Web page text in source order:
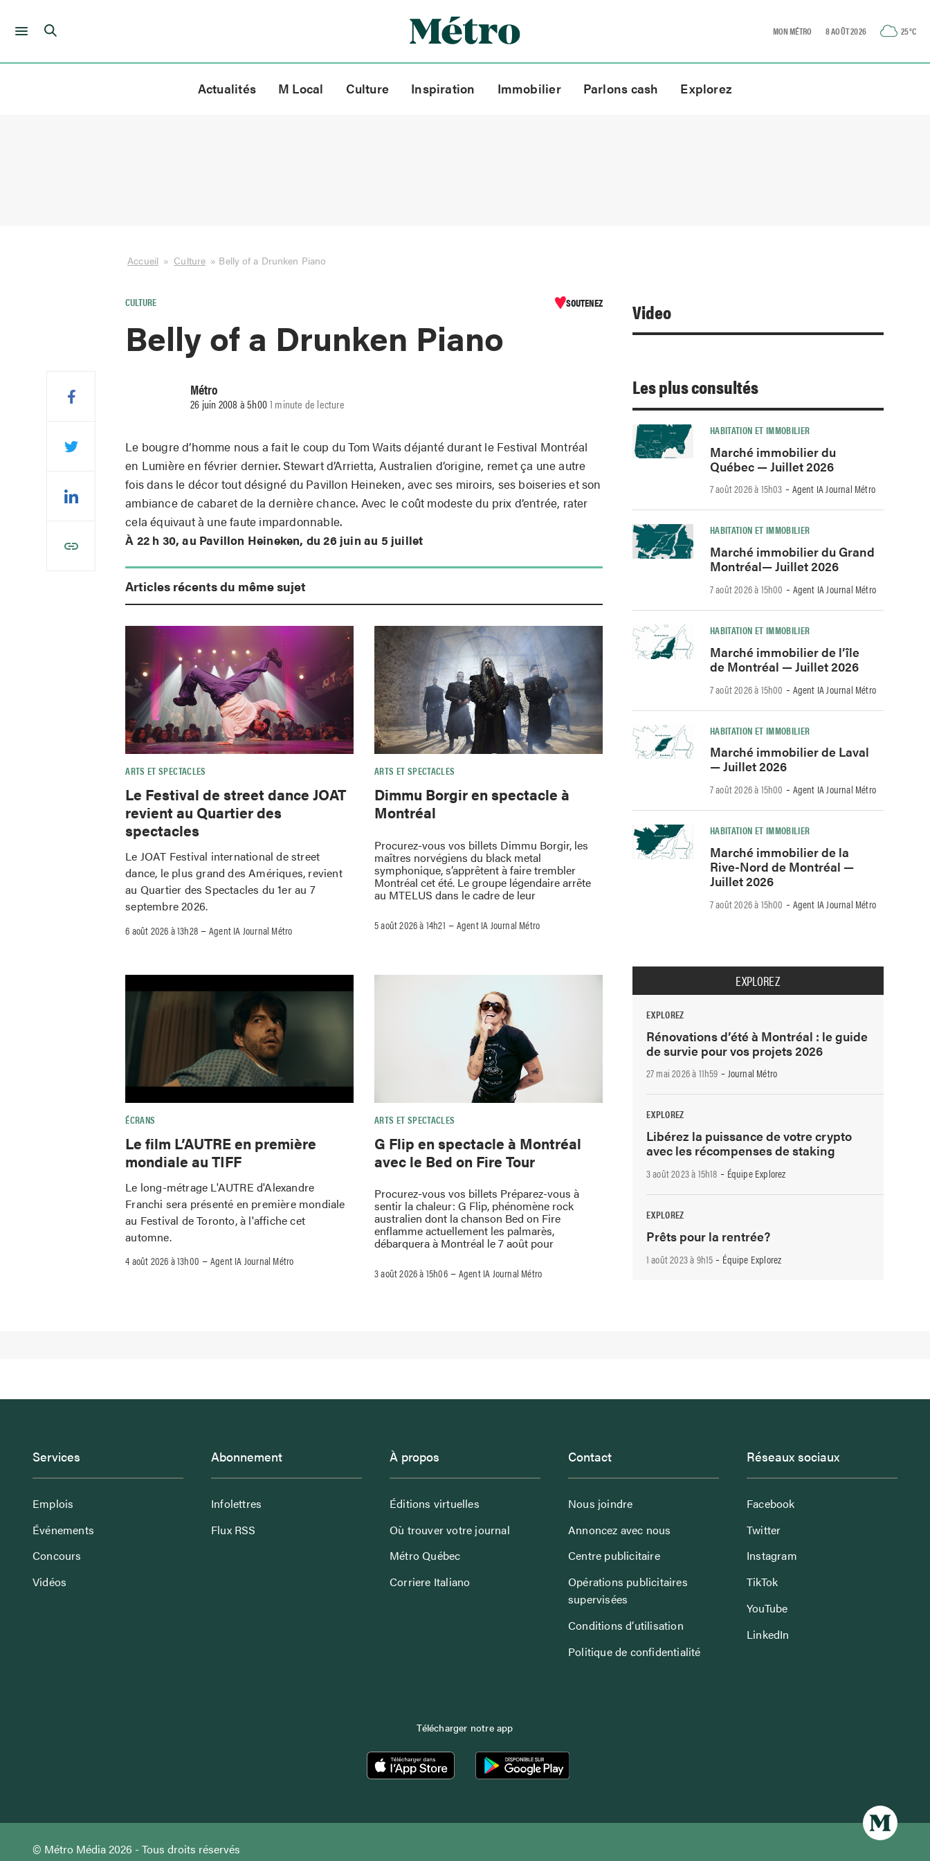
Skip
MON MÉTRO 8 AOÛT 2026 25°C
Actualités M Local Culture Inspiration Immobilier Parlons cash Explorez
Accueil » Culture » Belly of a Drunken Piano
CULTURE SOUTENEZ
Belly of a Drunken Piano
Métro
26 juin 2008 à 5h001 minute de lecture
Le bougre d’homme nous a fait le coup du Tom Waits déjanté durant le Festival Montréal
en Lumière en février dernier. Stewart d’Arrietta, Australien d’origine, remet ça une autre
fois dans le décor tout désigné du Pavillon Heineken, avec ses miroirs, ses boiseries et son
ambiance de cabaret de la dernière chance. Avec le coût modeste du prix d’entrée, rater
cela équivaut à une faute impardonnable.
À 22 h 30, au Pavillon Heineken, du 26 juin au 5 juillet
Articles récents du même sujet
ARTS ET SPECTACLES
Le Festival de street dance JOAT
revient au Quartier des
spectacles
Le JOAT Festival international de street
dance, le plus grand des Amériques, revient
au Quartier des Spectacles du 1er au 7
septembre 2026.
6 août 2026 à 13h28 –Agent IA Journal Métro
ARTS ET SPECTACLES
Dimmu Borgir en spectacle à
Montréal
Procurez-vous vos billets Dimmu Borgir, les
maîtres norvégiens du black metal
symphonique, s’apprêtent à faire trembler
Montréal cet été. Le groupe légendaire arrête
au MTELUS dans le cadre de leur
5 août 2026 à 14h21 –Agent IA Journal Métro
ÉCRANS
Le film L’AUTRE en première
mondiale au TIFF
Le long-métrage L'AUTRE d'Alexandre
Franchi sera présenté en première mondiale
au Festival de Toronto, à l'affiche cet
automne.
4 août 2026 à 13h00 –Agent IA Journal Métro
ARTS ET SPECTACLES
G Flip en spectacle à Montréal
avec le Bed on Fire Tour
Procurez-vous vos billets Préparez-vous à
sentir la chaleur: G Flip, phénomène rock
australien dont la chanson Bed on Fire
enflamme actuellement les palmarès,
débarquera à Montréal le 7 août pour
3 août 2026 à 15h06–Agent IA Journal Métro
Video
Les plus consultés
HABITATION ET IMMOBILIER
Marché immobilier du
Québec — Juillet 2026
7 août 2026 à 15h03 -Agent IA Journal Métro
HABITATION ET IMMOBILIER
Marché immobilier du Grand
Montréal— Juillet 2026
7 août 2026 à 15h00 -Agent IA Journal Métro
HABITATION ET IMMOBILIER
Marché immobilier de l’île
de Montréal — Juillet 2026
7 août 2026 à 15h00 -Agent IA Journal Métro
HABITATION ET IMMOBILIER
Marché immobilier de Laval
— Juillet 2026
7 août 2026 à 15h00 -Agent IA Journal Métro
HABITATION ET IMMOBILIER
Marché immobilier de la
Rive-Nord de Montréal —
Juillet 2026
7 août 2026 à 15h00 -Agent IA Journal Métro
EXPLOREZ
EXPLOREZ
Rénovations d’été à Montréal : le guide
de survie pour vos projets 2026
27 mai 2026 à 11h59 -Journal Métro
EXPLOREZ
Libérez la puissance de votre crypto
avec les récompenses de staking
3 août 2023 à 15h18 - Équipe Explorez
EXPLOREZ
Prêts pour la rentrée?
1 août 2023 à 9h15 - Équipe Explorez
Services
Emplois
Événements
Concours
Vidéos
Abonnement
Infolettres
Flux RSS
À propos
Éditions virtuelles
Où trouver votre journal
Métro Québec
Corriere Italiano
Contact
Nous joindre
Annoncez avec nous
Centre publicitaire
Opérations publicitaires
supervisées
Conditions d’utilisation
Politique de confidentialité
Réseaux sociaux
Facebook
Twitter
Instagram
TikTok
YouTube
LinkedIn
Télécharger notre app
© Métro Média 2026 - Tous droits réservés